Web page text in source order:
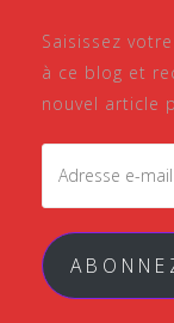
Saisissez
à ce blog et
nouvel article